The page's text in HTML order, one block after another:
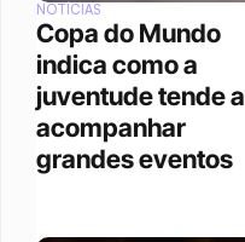
NOTÍCIAS
Copa do Mundo
indica como a
juventude tende a
acompanhar
grandes eventos